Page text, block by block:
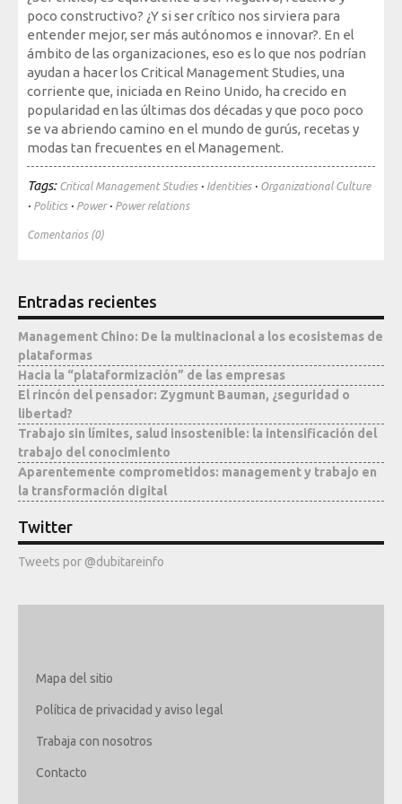
Mediateca
poco constructivo? ¿Y si ser crítico nos sirviera para
entender mejor, ser más autónomos e innovar?. En el
ámbito de las organizaciones, eso es lo que nos podrían
ayudan a hacer los Critical Management Studies, una
corriente que, iniciada en Reino Unido, ha crecido en
popularidad en las últimas dos décadas y que poco poco
se va abriendo camino en el mundo de gurús, recetas y
modas tan frecuentes en el Management.
Tags: Critical Management Studies· Identities· Organizational Culture
· Politics· Power· Power relations
Comentarios (0)
Entradas recientes
Management Chino: De la multinacional a los ecosistemas de
plataformas
Hacia la “plataformización” de las empresas
El rincón del pensador: Zygmunt Bauman, ¿seguridad o
libertad?
Trabajo sin límites, salud insostenible: la intensificación del
trabajo del conocimiento
Aparentemente comprometidos: management y trabajo en
la transformación digital
Twitter
Tweets por @dubitareinfo
Mapa del sitio
Política de privacidad y aviso legal
Trabaja con nosotros
Contacto